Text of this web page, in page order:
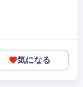
気になる